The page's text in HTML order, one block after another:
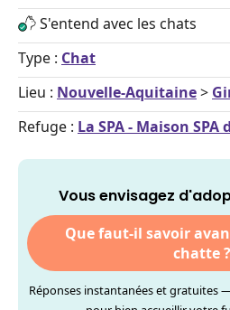
S'entend avec les chats
Type : Chat
Lieu : Nouvelle-Aquitaine>
Refuge : La SPA - Maison SPA
Vous envisagez
Que faut-il savoir
chatte ?
Réponses instantanées et gratuites